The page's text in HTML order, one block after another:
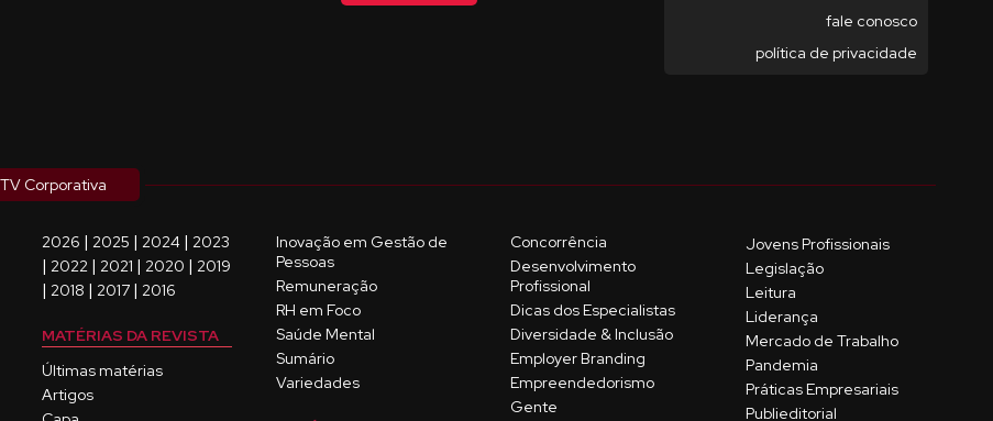
fale conosco
política de privacidade
TV Corporativa
2026 | 2025 | 2024 | 2023
| 2022| 2021 | 2020 | 2019
| 2018 | 2017| 2016
MATÉRIAS DA REVISTA
Últimas matérias
Artigos
Inovação em Gestão de
Pessoas
Remuneração
RH em Foco
Saúde Mental
Sumário
Variedades
Concorrência
Desenvolvimento
Profissional
Dicas dos Especialistas
Diversidade & Inclusão
Employer Branding
Empreendedorismo
Gente
Jovens Profissionais
Legislação
Leitura
Liderança
Mercado de Trabalho
Pandemia
Práticas Empresariais
Publieditorial